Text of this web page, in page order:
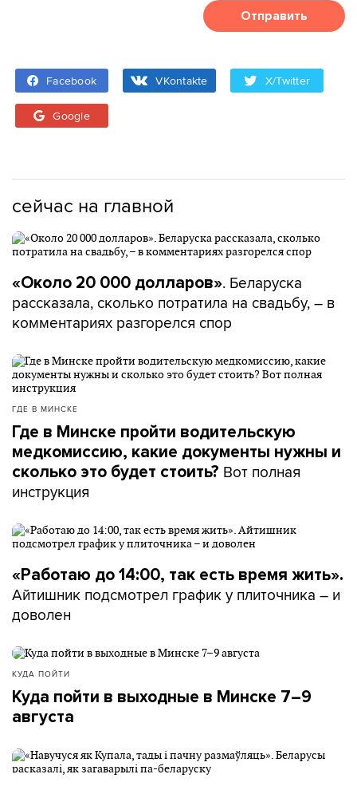
Отправить
Facebook VKontakte X/Twitter
Google
сейчас на главной
«Около 20 000 долларов». Беларуска
рассказала, сколько потратила на свадьбу, – в
комментариях разгорелся спор
ГДЕ В МИНСКЕ
Где в Минске пройти водительскую
медкомиссию, какие документы нужны и
сколько это будет стоить? Вот полная
инструкция
«Работаю до 14:00, так есть время жить».
Айтишник подсмотрел график у плиточника – и
доволен
КУДА ПОЙТИ
Куда пойти в выходные в Минске 7–9
августа